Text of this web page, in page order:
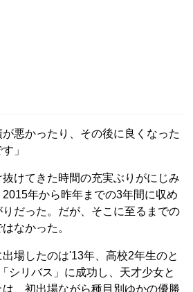
が悪かったり、その後に良くなった
」
けてきた時間の充実ぶりがにじみ
年から昨年までの3年間に収め
だった。だが、そこに至るまでの
なかった。
場したのは'13年、高校2年生のと
シリバス」に成功し、天才少女と
、初出場ながら種目別ゆかの優勝